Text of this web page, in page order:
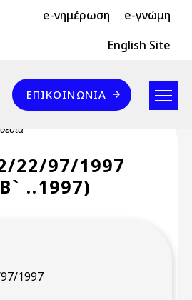
e-νημέρωση e-γνώμη
English Site
Επικοινωνία
ΕΠΙΚΟΙΝΩΝΊΑ
22/97/1997
..1997)
1997